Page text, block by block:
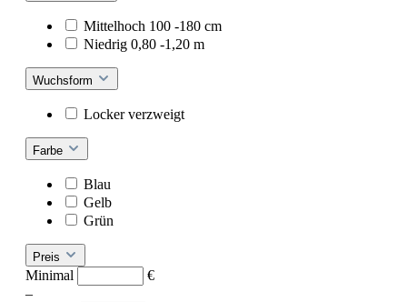
Mittelhoch 100 -180 cm
Niedrig 0,80 -1,20 m
Wuchsform
Locker verzweigt
Farbe
Blau
Gelb
Grün
Preis
Minimal
€
–